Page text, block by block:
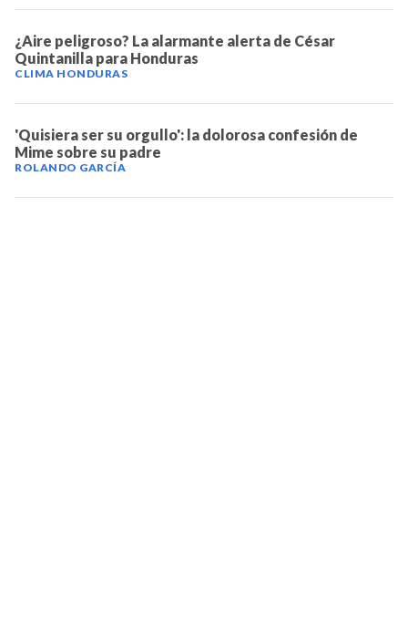
¿Aire peligroso? La alarmante alerta de César
Quintanilla para Honduras
CLIMA HONDURAS
'Quisiera ser su orgullo': la dolorosa confesión de
Mime sobre su padre
ROLANDO GARCÍA